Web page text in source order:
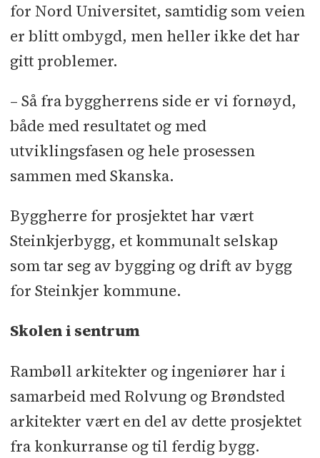
for Nord Universitet, samtidig som veien
er blitt ombygd, men heller ikke det har
gitt problemer.
– Så fra byggherrens side er vi fornøyd,
både med resultatet og med
utviklingsfasen og hele prosessen
sammen med Skanska.
Byggherre for prosjektet har vært
Steinkjerbygg, et kommunalt selskap
som tar seg av bygging og drift av bygg
for Steinkjer kommune.
Skolen i sentrum
Rambøll arkitekter og ingeniører har i
samarbeid med Rolvung og Brøndsted
arkitekter vært en del av dette prosjektet
fra konkurranse og til ferdig bygg.